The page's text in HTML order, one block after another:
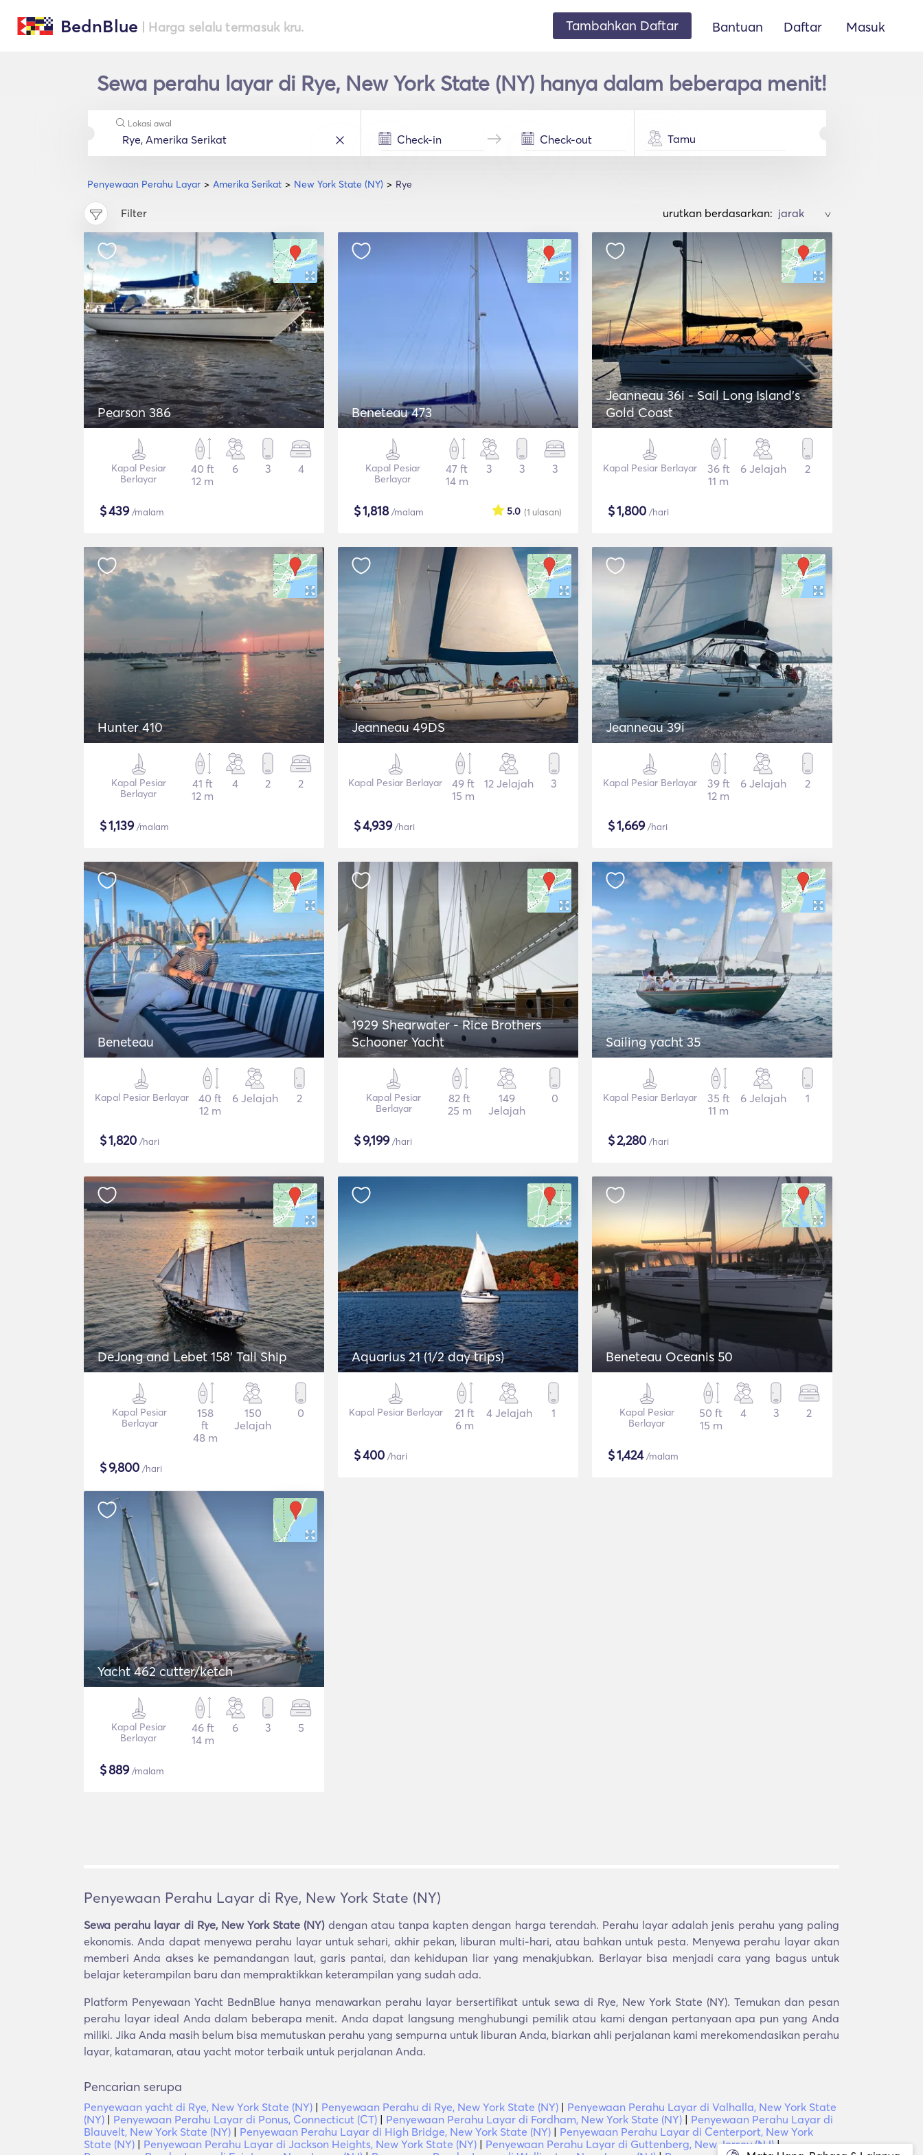
BednBlue | Harga selalu termasuk kru. Tambahkan Daftar Bantuan Daftar Masuk
Sewa perahu layar di Rye, New York State (NY) hanya dalam beberapa menit!
Penyewaan Perahu Layar Amerika Serikat New York State (NY) Rye
Lokasi awal
Tamu
Filter urutkan berdasarkan: >
Pearson 386
Kapal Pesiar
Berlayar
40 ft
12 m
6 3 4
$439/malam
Beneteau 473
Kapal Pesiar
Berlayar
47 ft
14 m
3 3 3
$1,818/malam (1 ulasan)
5.0
Jeanneau 36i - Sail Long Island's
Gold Coast
Kapal Pesiar Berlayar
36 ft
11 m
6 Jelajah 2
$1,800 /hari
Hunter 410
Kapal Pesiar
Berlayar
41 ft
12 m
4 2 2
$1,139/malam
Jeanneau 49DS
Kapal Pesiar Berlayar
49 ft
15 m
12 Jelajah 3
$4,939/hari
Jeanneau 39i
Kapal Pesiar Berlayar
39 ft
12 m
6 Jelajah 2
$1,669/hari
Beneteau
Kapal Pesiar Berlayar
40 ft
12 m
6 Jelajah 2
$1,820 /hari
1929 Shearwater - Rice Brothers
Schooner Yacht
Kapal Pesiar
Berlayar
82 ft
25 m
149
Jelajah
0
$9,199/hari
Sailing yacht 35
Kapal Pesiar Berlayar
35 ft
11 m
6 Jelajah 1
$2,280 /hari
DeJong and Lebet 158' Tall Ship
Kapal Pesiar
Berlayar
158
ft
48 m
150
Jelajah
0
$9,800 /hari
Aquarius 21 (1/2 day trips)
Kapal Pesiar Berlayar
21 ft
6 m
4 Jelajah 1
$400 /hari
Beneteau Oceanis 50
Kapal Pesiar
Berlayar
50 ft
15 m
4 3 2
$1,424/malam
Yacht 462 cutter/ketch
Kapal Pesiar
Berlayar
46 ft
14 m
6 3 5
$889/malam
Penyewaan Perahu Layar di Rye, New York State (NY)
Sewa perahu layar di Rye, New York State (NY)dengan atau tanpa kapten dengan harga terendah. Perahu layar adalah jenis perahu yang paling
ekonomis. Anda dapat menyewa perahu layar untuk sehari, akhir pekan, liburan multi-hari, atau bahkan untuk pesta. Menyewa perahu layar akan
memberi Anda akses ke pemandangan laut, garis pantai, dan kehidupan liar yang menakjubkan. Berlayar bisa menjadi cara yang bagus untuk
belajar keterampilan baru dan mempraktikkan keterampilan yang sudah ada.
Platform Penyewaan Yacht BednBlue hanya menawarkan perahu layar bersertifikat untuk sewa di Rye, New York State (NY). Temukan dan pesan
perahu layar ideal Anda dalam beberapa menit. Anda dapat langsung menghubungi pemilik atau kami dengan pertanyaan apa pun yang Anda
miliki. Jika Anda masih belum bisa memutuskan perahu yang sempurna untuk liburan Anda, biarkan ahli perjalanan kami merekomendasikan perahu
layar, katamaran, atau yacht motor terbaik untuk perjalanan Anda.
Pencarian serupa
Penyewaan yacht di Rye, New York State (NY) | Penyewaan Perahu di Rye, New York State (NY) | Penyewaan Perahu Layar di Valhalla, New York State
(NY) | Penyewaan Perahu Layar di Ponus, Connecticut (CT) | Penyewaan Perahu Layar di Fordham, New York State (NY) | Penyewaan Perahu Layar di
Blauvelt, New York State (NY) | Penyewaan Perahu Layar di High Bridge, New York State (NY) | Penyewaan Perahu Layar di Centerport, New York
State (NY) | Penyewaan Perahu Layar di Jackson Heights, New York State (NY) | Penyewaan Perahu Layar di Guttenberg, New Jersey (NJ)|